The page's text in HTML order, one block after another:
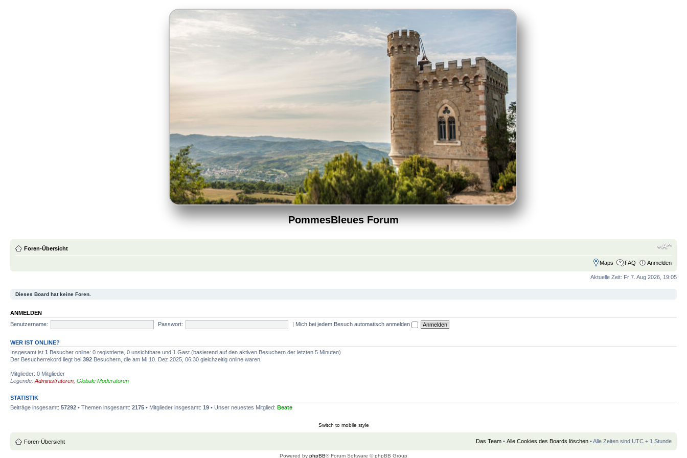
PommesBleues Forum
Foren-Übersicht
Maps FAQ Anmelden
Aktuelle Zeit: Fr 7. Aug 2026, 19:05
Dieses Board hat keine Foren.
ANMELDEN
Benutzername:
Passwort: | Mich bei jedem Besuch automatisch anmelden
WER IST ONLINE?
Insgesamt ist 1 Besucher online: 0 registrierte, 0 unsichtbare und 1 Gast (basierend auf den aktiven Besuchern der letzten 5 Minuten)
Der Besucherrekord liegt bei 392 Besuchern, die am Mi 10. Dez 2025, 06:30 gleichzeitig online waren.
Mitglieder: 0 Mitglieder
Legende: Administratoren Globale Moderatoren
STATISTIK
Beiträge insgesamt: 57292 • Themen insgesamt: 2175 • Mitglieder insgesamt: 19 • Unser neuestes Mitglied: Beate
Switch to mobile style
Foren-Übersicht Das Team • Alle Cookies des Boards löschen • Alle Zeiten sind UTC + 1 Stunde
Powered by phpBB® Forum Software © phpBB Group